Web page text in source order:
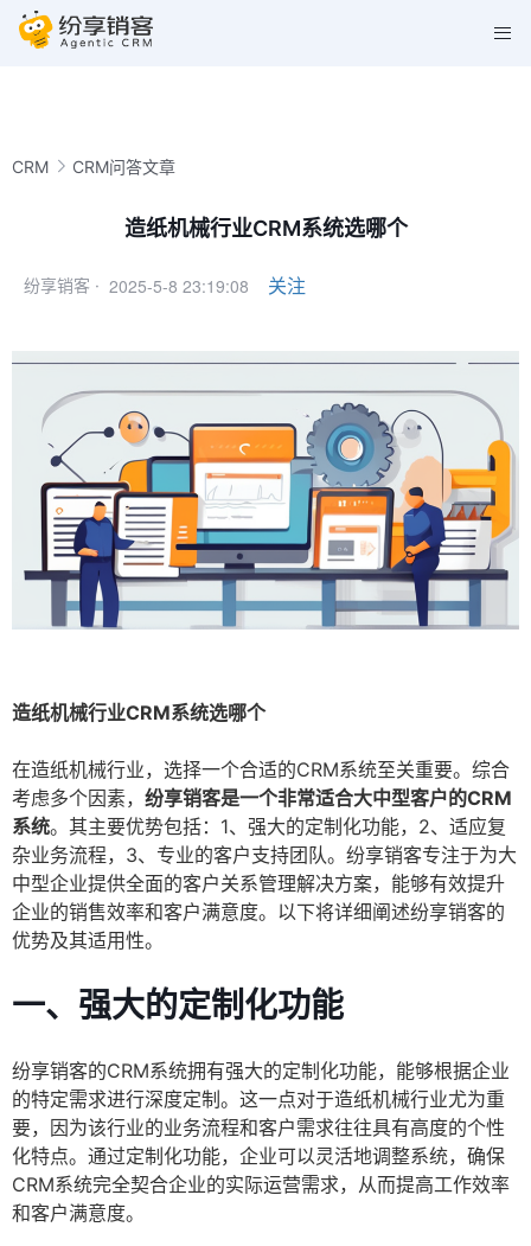
CRM CRM问答文章
造纸机械行业CRM系统选哪个
纷享销客 · 2025-5-8 23:19:08 关注
造纸机械行业CRM系统选哪个
在造纸机械行业，选择一个合适的CRM系统至关重要。综合
考虑多个因素， 纷享销客是一个非常适合大中型客户的CRM
系统。其主要优势包括：1、强大的定制化功能，2、适应复
杂业务流程，3、专业的客户支持团队。纷享销客专注于为大
中型企业提供全面的客户关系管理解决方案，能够有效提升
企业的销售效率和客户满意度。以下将详细阐述纷享销客的
优势及其适用性。
一、强大的定制化功能
纷享销客的CRM系统拥有强大的定制化功能，能够根据企业
的特定需求进行深度定制。这一点对于造纸机械行业尤为重
要，因为该行业的业务流程和客户需求往往具有高度的个性
化特点。通过定制化功能，企业可以灵活地调整系统，确保
CRM系统完全契合企业的实际运营需求，从而提高工作效率
和客户满意度。